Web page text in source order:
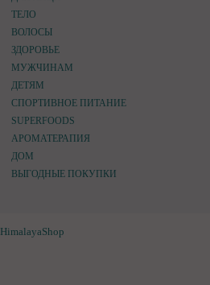
ТЕЛО
ВОЛОСЫ
ЗДОРОВЬЕ
МУЖЧИНАМ
ДЕТЯМ
СПОРТИВНОЕ ПИТАНИЕ
SUPERFOODS
АРОМАТЕРАПИЯ
ДОМ
ВЫГОДНЫЕ ПОКУПКИ
HimalayaShop